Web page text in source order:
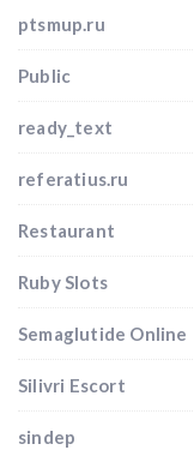
ptsmup.ru
Public
ready_text
referatius.ru
Restaurant
Ruby Slots
Semaglutide Online
Silivri Escort
sindep